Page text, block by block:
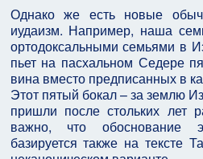
Однако же есть новые
иудаизм. Например, наша
ортодоксальными семьями в
пьет на пасхальном Седере
вина вместо предписанных в
Этот пятый бокал – за землю
пришли после стольких лет
важно, что обоснование
базируется также на тексте